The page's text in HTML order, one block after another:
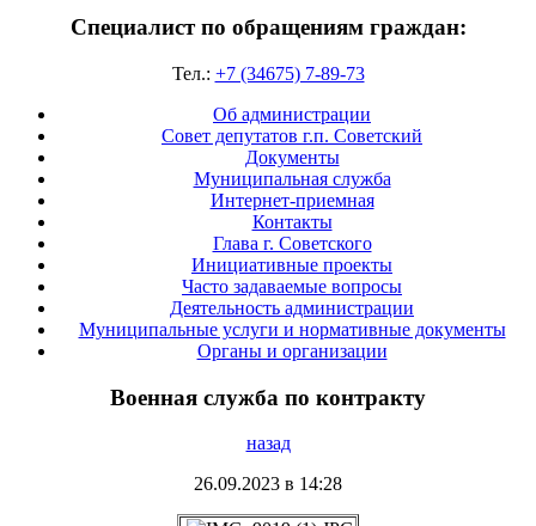
Специалист по обращениям граждан:
Тел.: +7 (34675) 7-89-73
Об администрации
Совет депутатов г.п. Советский
Документы
Муниципальная служба
Интернет-приемная
Контакты
Глава г. Советского
Инициативные проекты
Часто задаваемые вопросы
Деятельность администрации
Муниципальные услуги и нормативные документы
Органы и организации
Военная служба по контракту
назад
26.09.2023 в 14:28